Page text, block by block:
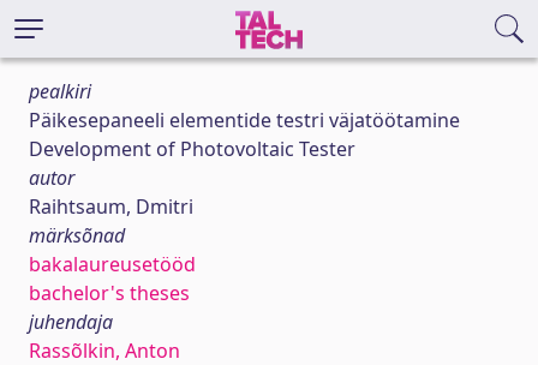
pealkiri
Päikesepaneeli elementide testri väjatöötamine
Development of Photovoltaic Tester
autor
Raihtsaum, Dmitri
märksõnad
bakalaureusetööd
bachelor's theses
juhendaja
Rassõlkin, Anton